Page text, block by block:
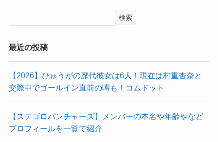
検索
最近の投稿
【2026】ひゅうがの歴代彼女は6人！現在は村重杏奈と
交際中でゴールイン直前の噂も！コムドット
【ステゴロパンチャーズ】メンバーの本名や年齢やなど
プロフィールを一覧で紹介